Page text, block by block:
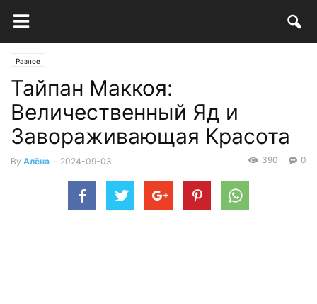
Разное
Тайпан Маккоя:
Величественный Яд и
Завораживающая Красота
By Алёна - 2024-09-03 0
390